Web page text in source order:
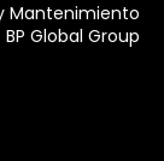
Mantenimiento
BP Global Group